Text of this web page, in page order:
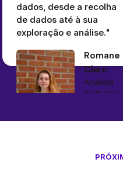
dados, desde a recolha
de dados até à sua
exploração e análise."
Romane
Clerc
Analista
de Dados